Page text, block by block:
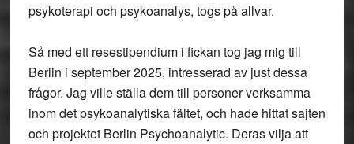
psykoterapi och psykoanalys, togs på allvar.
Så med ett resestipendium i fickan tog jag mig till
Berlin i september 2025, intresserad av just dessa
frågor. Jag ville ställa dem till personer verksamma
inom det psykoanalytiska fältet, och hade hittat sajten
och projektet Berlin Psychoanalytic. Deras vilja att